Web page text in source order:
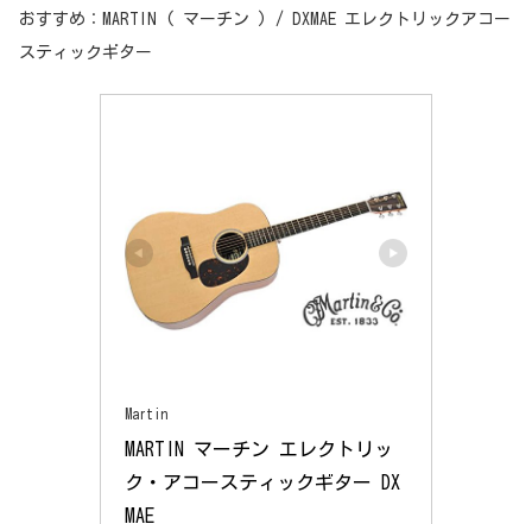
おすすめ：MARTIN ( マーチン ) / DXMAE エレクトリックアコー
スティックギター
Martin
MARTIN マーチン エレクトリッ
ク・アコースティックギター DX
MAE